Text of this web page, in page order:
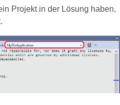
Projekt in der Lösung haben,